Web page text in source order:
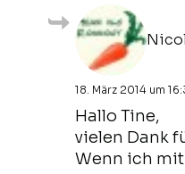
18. März 2014 um
Hallo Tine,
vielen Dank
Wenn ich